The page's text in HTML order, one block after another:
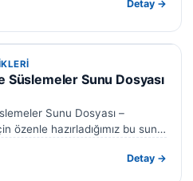
Detay →
Süslemeler Sunu Dosyası
Sunu Dosyası –
özenle hazırladığımız bu sunu
Detay →